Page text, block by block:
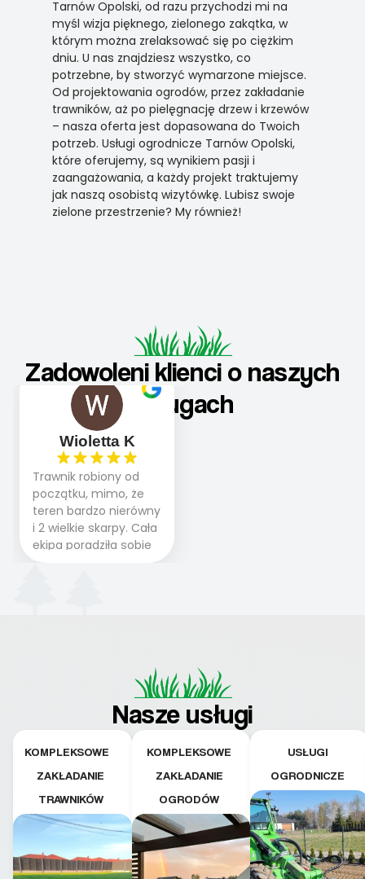
Tarnów Opolski, od razu przychodzi mi na
myśl wizja pięknego, zielonego zakątka, w
którym można zrelaksować się po ciężkim
dniu. U nas znajdziesz wszystko, co
potrzebne, by stworzyć wymarzone miejsce.
Od projektowania ogrodów, przez zakładanie
trawników, aż po pielęgnację drzew i krzewów
– nasza oferta jest dopasowana do Twoich
potrzeb. Usługi ogrodnicze Tarnów Opolski,
które oferujemy, są wynikiem pasji i
zaangażowania, a każdy projekt traktujemy
jak naszą osobistą wizytówkę. Lubisz swoje
zielone przestrzenie? My również!
Zadowoleni klienci o naszych
usługach
Wioletta K
Trawnik robiony od
początku, mimo, że
teren bardzo nierówny
i 2 wielkie skarpy. Cała
ekipa poradziła sobie
WSPANIALE od
pielęgnacji trawnika
teraz i na późniejszym
etapie jest dużym
plusem. Teraz razem
z dzieckiem i małym
pięknym trawnikiem :)
A trawa robi efekt
WOW. Polecam firmę
Nasze usługi
KOMPLEKSOWE
ZAKŁADANIE
TRAWNIKÓW
KOMPLEKSOWE
ZAKŁADANIE
OGRODÓW
USŁUGI
OGRODNICZE